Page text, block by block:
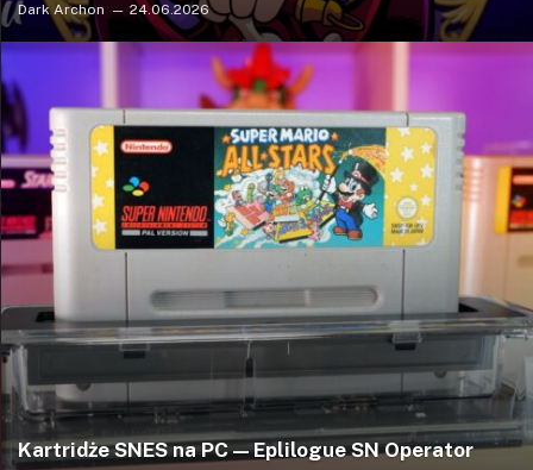
Dark Archon 24.06.2026
Kartridże SNES na PC — Eplilogue SN Operator